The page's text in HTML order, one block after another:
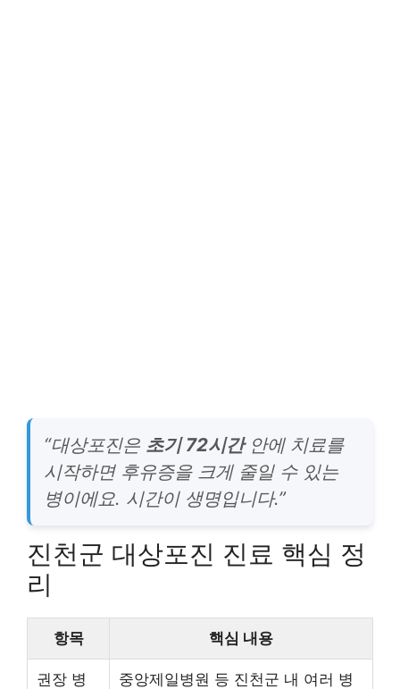
“대상포진은 초기 72시간안에 치료를
시작하면 후유증을 크게 줄일 수 있는
병이에요. 시간이 생명입니다.”
진천군 대상포진 진료 핵심 정
리
항목 핵심 내용
권장 병
중앙제일병원 등 진천군 내 여러 병